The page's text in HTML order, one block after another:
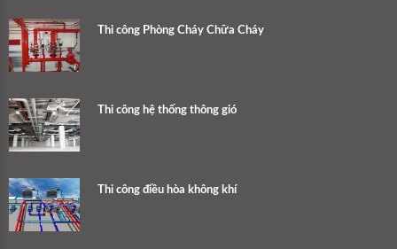
Thi công Phòng Cháy Chữa Cháy
Thi công hệ thống thông gió
Thi công điều hòa không khí